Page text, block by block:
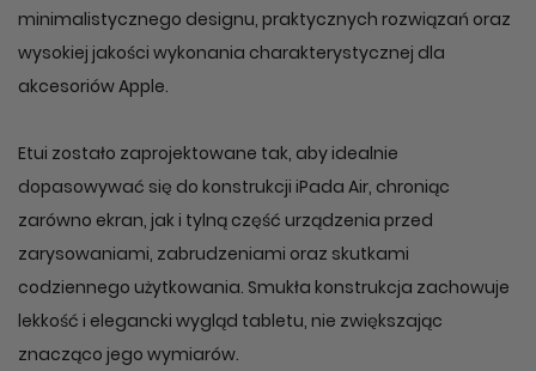
minimalistycznego designu, praktycznych rozwiązań oraz
wysokiej jakości wykonania charakterystycznej dla
akcesoriów Apple.
Etui zostało zaprojektowane tak, aby idealnie
dopasowywać się do konstrukcji iPada Air, chroniąc
zarówno ekran, jak i tylną część urządzenia przed
zarysowaniami, zabrudzeniami oraz skutkami
codziennego użytkowania. Smukła konstrukcja zachowuje
lekkość i elegancki wygląd tabletu, nie zwiększając
znacząco jego wymiarów.